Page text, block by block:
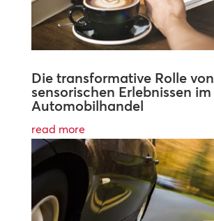
Die transformative Rolle von
sensorischen Erlebnissen im
Automobilhandel
read more